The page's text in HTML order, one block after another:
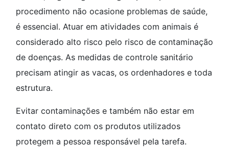
procedimento não ocasione problemas de saúde,
é essencial. Atuar em atividades com animais é
considerado alto risco pelo risco de contaminação
de doenças. As medidas de controle sanitário
precisam atingir as vacas, os ordenhadores e toda
estrutura.
Evitar contaminações e também não estar em
contato direto com os produtos utilizados
protegem a pessoa responsável pela tarefa.